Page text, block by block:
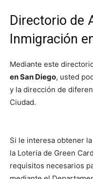
Directorio de
Inmigración
Mediante este
en San Diego, usted
y la dirección de
Ciudad.
Si le interesa obtener la
la Loteria de Green
requisitos necesarios